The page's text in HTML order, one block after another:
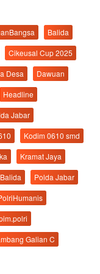
Balida
Cikeusal Cup 2025
Desa
Dawuan
Headline
Jabar
Kodim 0610 smd
Kramat Jaya
Polda Jabar
Galian C